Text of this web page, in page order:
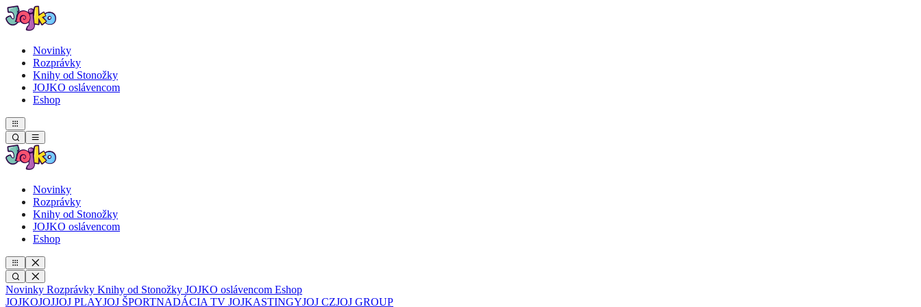
Novinky
Rozprávky
Knihy od Stonožky
JOJKO oslávencom
Eshop
Novinky
Rozprávky
Knihy od Stonožky
JOJKO oslávencom
Eshop
Novinky Rozprávky Knihy od Stonožky JOJKO oslávencom Eshop
JOJKOJOJJOJ PLAYJOJ ŠPORTNADÁCIA TV JOJKASTINGYJOJ CZJOJ GROUP